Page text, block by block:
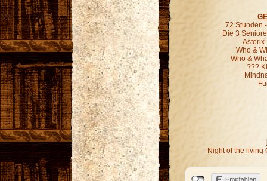
72 Stunden
Die 3
Asterix
Who &
Who &
???
Night of the living